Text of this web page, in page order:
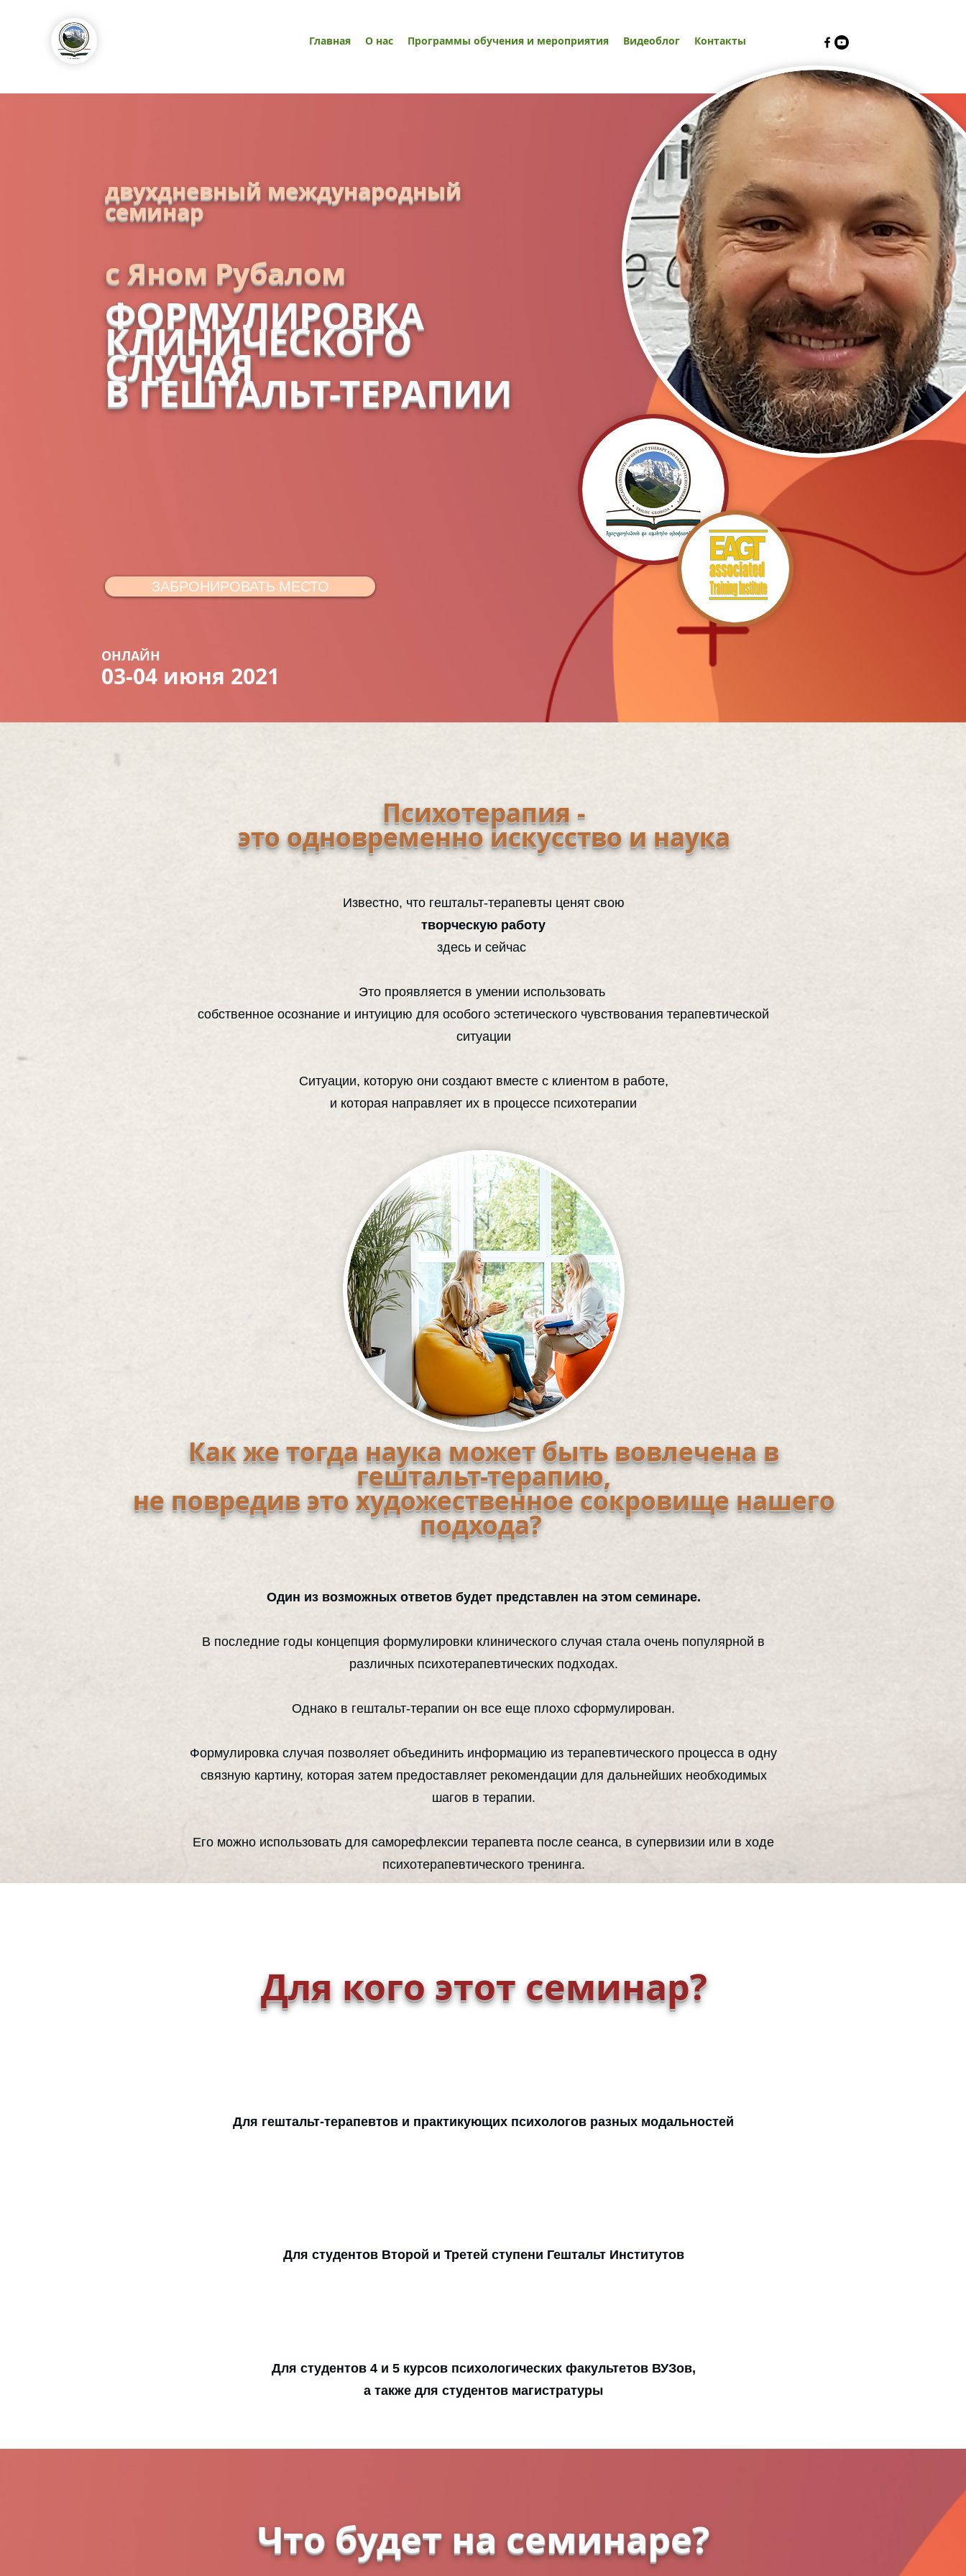
Главная О нас Программы обучения и мероприятия Видеоблог Контакты
двухдневный международный
семинар
с Яном Рубалом
ФОРМУЛИРОВКА
КЛИНИЧЕСКОГО
СЛУЧАЯ
В ГЕШТАЛЬТ-ТЕРАПИИ
ЗАБРОНИРОВАТЬ МЕСТО
ОНЛАЙН
03-04 июня 2021
Психотерапия -
это одновременно искусство и наука
Известно, что гештальт-терапевты ценят свою
творческую работу
здесь и сейчас
Это проявляется в умении использовать
собственное осознание и интуицию для особого эстетического чувствования терапевтической
ситуации
Ситуации, которую они создают вместе с клиентом в работе,
и которая направляет их в процессе психотерапии
Как же тогда наука может быть вовлечена в
гештальт-терапию,
не повредив это художественное сокровище нашего
подхода?
Один из возможных ответов будет представлен на этом семинаре.
В последние годы концепция формулировки клинического случая стала очень популярной в
различных психотерапевтических подходах.
Однако в гештальт-терапии он все еще плохо сформулирован.
Формулировка случая позволяет объединить информацию из терапевтического процесса в одну
связную картину, которая затем предоставляет рекомендации для дальнейших необходимых
шагов в терапии.
Его можно использовать для саморефлексии терапевта после сеанса, в супервизии или в ходе
психотерапевтического тренинга.
Для кого этот семинар?
Для гештальт-терапевтов и практикующих психологов разных модальностей
Для студентов Второй и Третей ступени Гештальт Институтов
Для студентов 4 и 5 курсов психологических факультетов ВУЗов,
а также для студентов магистратуры
Что будет на семинаре?